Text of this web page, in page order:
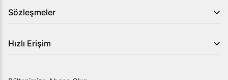
Sözleşmeler
Hızlı Erişim